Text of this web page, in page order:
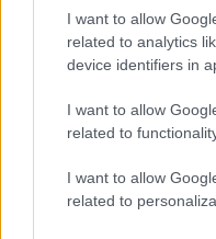
I want to allow
related to analytics
device identifiers in
I want to allow
related to
I want to allow
related to